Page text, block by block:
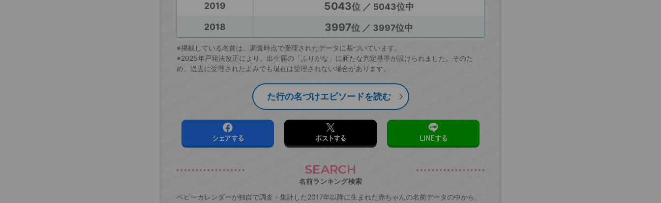
2019
5043位 ／ 5043位中
2018
3997位 ／ 3997位中
※掲載している名前は、調査時点で受理されたデータに基づいています。
※2025年戸籍法改正により、出生届の「ふりがな」に新たな判定基準が設けられました。そのた
め、過去に受理されたよみでも現在は受理されない場合があります。
た行の名づけエピソードを読む
シェアする ポストする LINEする
SEARCH
名前ランキング検索
ベビーカレンダーが独自で調査・集計した2017年以降に生まれた赤ちゃんの名前データの中から、